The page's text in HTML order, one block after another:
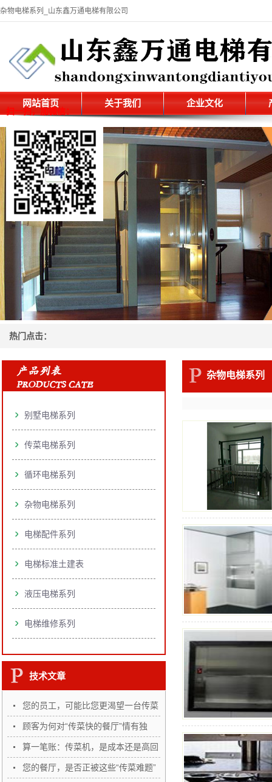
杂物电梯系列_山东鑫万通电梯有限公司
网站首页 关于我们 企业文化
热门点击：
杂物电梯系列
别墅电梯系列
传菜电梯系列
循环电梯系列
杂物电梯系列
电梯配件系列
电梯标准土建表
液压电梯系列
电梯维修系列
技术文章
您的员工，可能比您更渴望一台传菜
机
顾客为何对“传菜快的餐厅”情有独
钟？
算一笔账：传菜机，是成本还是高回
报…
您的餐厅，是否正被这些“传菜难题”
扫一扫，加微信：